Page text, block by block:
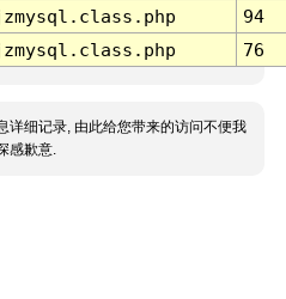
94
76
详细记录, 由此给您带来的访问不便我
感歉意.